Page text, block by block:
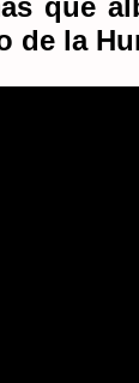
que
de la